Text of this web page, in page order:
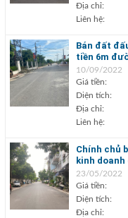
Địa chỉ:
Liên hệ:
Bán đất
tiền 6m
10/09/2022
Giá tiền:
Diện tích:
Địa chỉ:
Liên hệ:
Chính chủ
kinh
23/05/2022
Giá tiền:
Diện tích:
Địa chỉ: